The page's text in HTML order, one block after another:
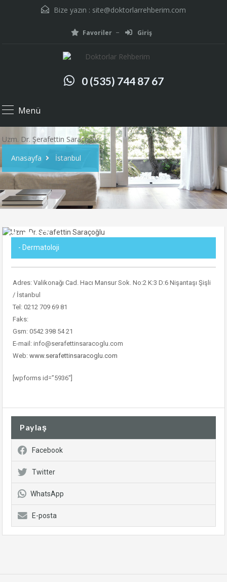
Bize yazın : site@doktorlarrehberim.com
Favoriler Giriş
0 (535) 744 87 67
Menü
Uzm. Dr. Şerafettin Saraçoğlu
Anasayfa
İstanbul
- Dermatoloji
Adres: Valikonağı Cad. Hacı Mansur Sok. No:2 K:3 D:6 Nişantaşı Şişli
/ İstanbul
Tel: 0212 709 69 81
Faks:
Gsm: 0542 398 54 21
E-mail: info@serafettinsaracoglu.com
Web: www.serafettinsaracoglu.com
[wpforms id=”5936″]
Paylaş
Facebook
Twitter
WhatsApp
E-posta